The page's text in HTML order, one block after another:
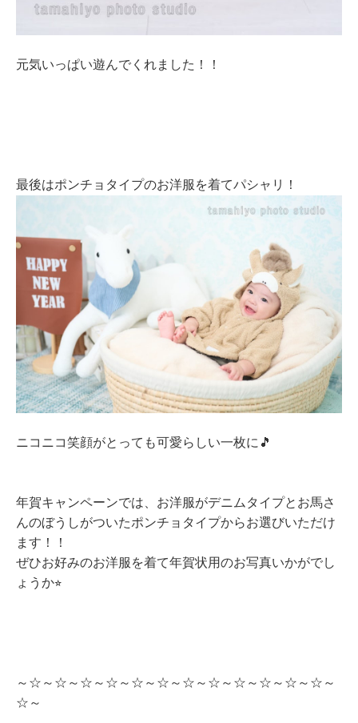
元気いっぱい遊んでくれました！！
最後はポンチョタイプのお洋服を着てパシャリ！
ニコニコ笑顔がとっても可愛らしい一枚に 🎵
年賀キャンペーンでは、お洋服がデニムタイプとお馬さ
んのぼうしがついたポンチョタイプからお選びいただけ
ます！！
ぜひお好みのお洋服を着て年賀状用のお写真いかがでし
ょうか⭐︎
～☆～☆～☆～☆～☆～☆～☆～☆～☆～☆～☆～☆～
☆～